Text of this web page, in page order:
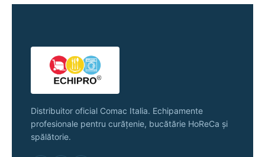
Distribuitor oficial Comac Italia. Echipamente
profesionale pentru curățenie, bucătărie HoReCa și
spălătorie.